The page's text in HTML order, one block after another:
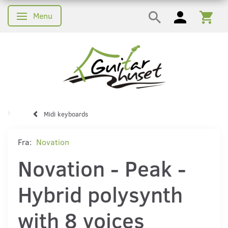
Skifte navigation
Menu
Midi keyboards
Fra: Novation
Novation - Peak -
Hybrid polysynth
with 8 voices